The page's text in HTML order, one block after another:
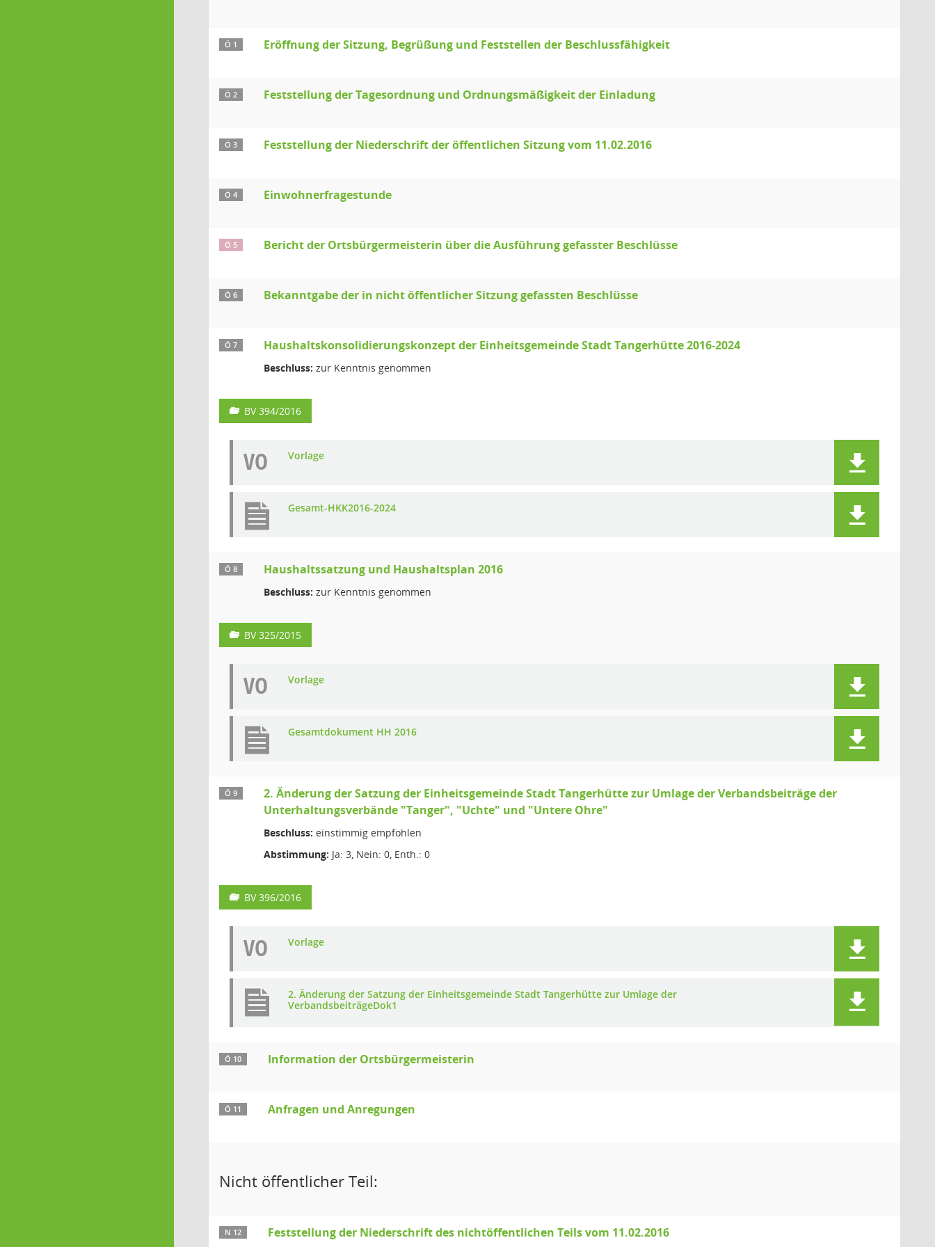
Ö 1 Eröffnung der Sitzung, Begrüßung und Feststellen der Beschlussfähigkeit
Ö 2 Feststellung der Tagesordnung und Ordnungsmäßigkeit der Einladung
Ö 3 Feststellung der Niederschrift der öffentlichen Sitzung vom 11.02.2016
Ö 4 Einwohnerfragestunde
Ö 5 Bericht der Ortsbürgermeisterin über die Ausführung gefasster Beschlüsse
Ö 6 Bekanntgabe der in nicht öffentlicher Sitzung gefassten Beschlüsse
Ö 7 Haushaltskonsolidierungskonzept der Einheitsgemeinde Stadt Tangerhütte 2016-2024
Beschluss: zur Kenntnis genommen
BV 394/2016
VO Vorlage
Gesamt-HKK2016-2024
Ö 8 Haushaltssatzung und Haushaltsplan 2016
Beschluss: zur Kenntnis genommen
BV 325/2015
VO Vorlage
Gesamtdokument HH 2016
Ö 9
2. Änderung der Satzung der Einheitsgemeinde Stadt Tangerhütte zur Umlage der Verbandsbeiträge der
Unterhaltungsverbände "Tanger", "Uchte" und "Untere Ohre"
Beschluss: einstimmig empfohlen
Abstimmung: Ja: 3, Nein: 0, Enth.: 0
BV 396/2016
VO Vorlage
2. Änderung der Satzung der Einheitsgemeinde Stadt Tangerhütte zur Umlage der
VerbandsbeiträgeDok1
Ö 10 Information der Ortsbürgermeisterin
Ö 11 Anfragen und Anregungen
Nicht öffentlicher Teil:
N 12 Feststellung der Niederschrift des nichtöffentlichen Teils vom 11.02.2016